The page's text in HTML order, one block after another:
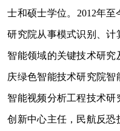
士和硕士学位。2012年
研究院从事模式识别、
智能领域的关键技术研
庆绿色智能技术研究院
智能视频分析工程技术研
创新中心主任，民航反